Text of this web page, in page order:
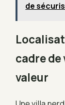
de
cadre
valeur